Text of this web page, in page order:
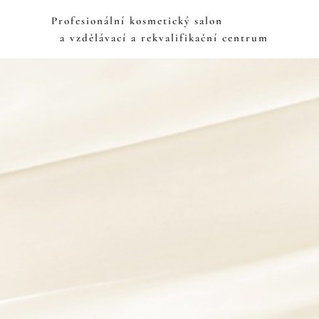
Profesionální kosmetický
a vzdělávací a rekvalifikační centrum